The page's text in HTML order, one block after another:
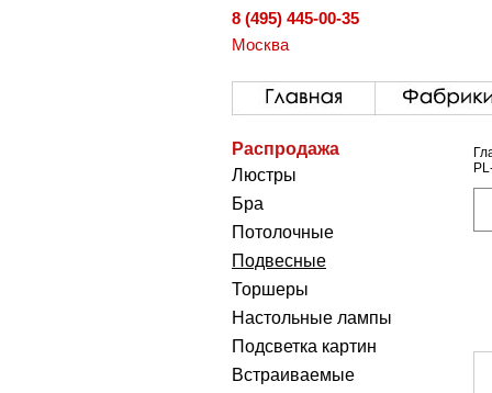
8 (495) 445-00-35
Москва
Распродажа
Люстры
Бра
Потолочные
Подвесные
Торшеры
Настольные лампы
Подсветка картин
Встраиваемые